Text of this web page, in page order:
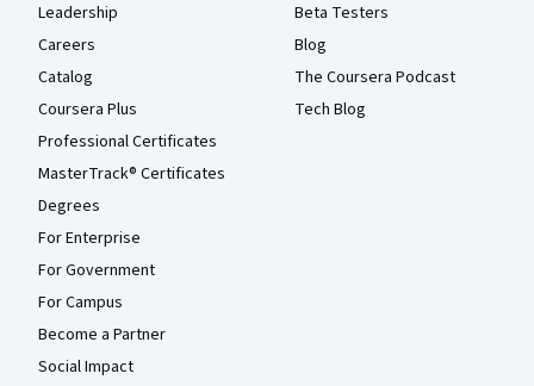
Leadership
Careers
Catalog
Coursera Plus
Professional Certificates
MasterTrack® Certificates
Degrees
For Enterprise
For Government
For Campus
Become a Partner
Social Impact
Beta Testers
Blog
The Coursera Podcast
Tech Blog